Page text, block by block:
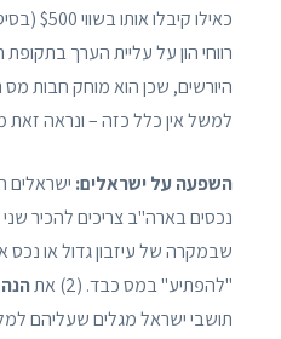
כאילו
רווחי הון על עליית הערך
היורשים, שכן הוא מוחק חבות מס
למשל אין כלל כזה – ונראה זאת
השפעה על ישראלים: ישראלים
שבמקרה של עיזבון גדול או נכס
"להפתיע" במס כבד. (2) את